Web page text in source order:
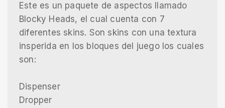
Este es un paquete de aspectos llamado
Blocky Heads, el cual cuenta con 7
diferentes skins. Son skins con una textura
insperida en los bloques del juego los cuales
son:
Dispenser
Dropper